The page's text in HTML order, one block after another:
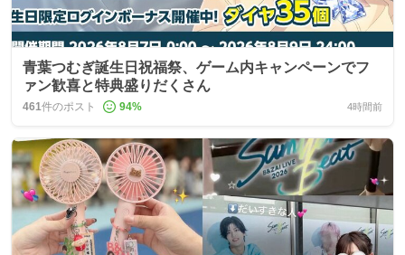
青葉つむぎ誕生日祝福祭、ゲーム内キャンペーンでフ
ァン歓喜と特典盛りだくさん
461件のポスト 94% 4時間前